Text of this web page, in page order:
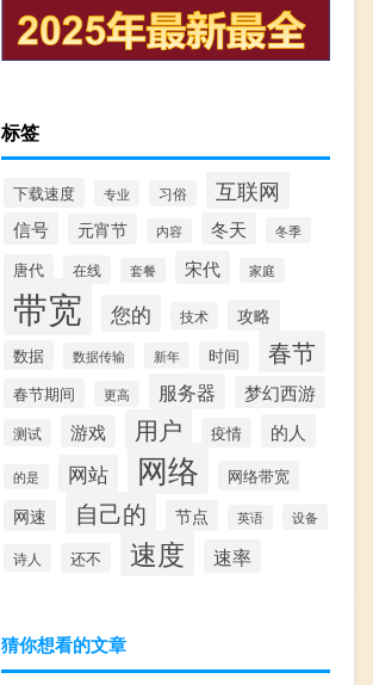
标签
下载速度 专业 习俗 互联网
信号 元宵节 内容 冬天 冬季
唐代 在线 套餐 宋代 家庭
带宽 您的 技术 攻略
数据 数据传输 新年 时间 春节
春节期间 更高 服务器 梦幻西游
测试 游戏 用户 疫情 的人
的是 网站 网络 网络带宽
网速 自己的 节点 英语 设备
诗人 还不 速度 速率
猜你想看的文章